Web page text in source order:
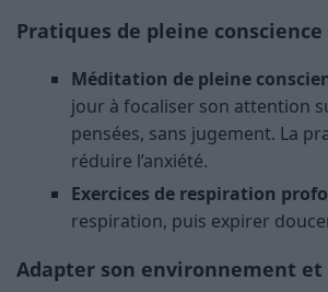
Pratiques de pleine conscience
Méditation de pleine
jour à focaliser son attention
pensées, sans jugement. La
réduire l’anxiété.
Exercices de respiration
respiration, puis expirer
Adapter son environnement et